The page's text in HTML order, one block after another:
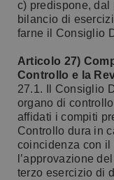
c) predispone, dal
bilancio di
farne il Consiglio
Articolo 27)
Controllo e la
27.1. Il Consiglio
organo di
affidati i compiti
Controllo dura in
coincidenza con
l’approvazione
terzo esercizio di